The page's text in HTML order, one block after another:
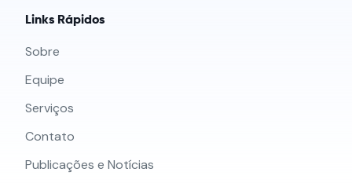
Links Rápidos
Sobre
Equipe
Serviços
Contato
Publicações e Notícias